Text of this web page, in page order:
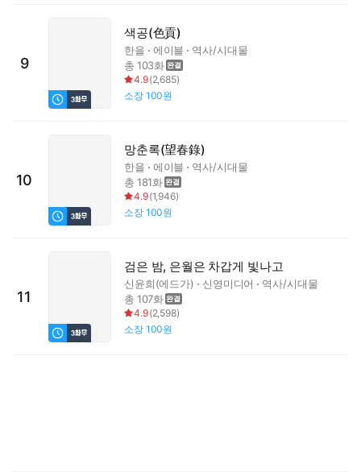
9
색공(色貢)
한을 에이블
역사/시대물
총 103화
4.9(2,685)
소장 100원
10
망춘록(望春錄)
한을 에이블
역사/시대물
총 181화
4.9(1,946)
소장 100원
11
검은 밤, 은월은 차갑게 빛나고
신윤희(에드가) 신영미디어
역사/시대물
총 107화
4.9(2,598)
소장 100원